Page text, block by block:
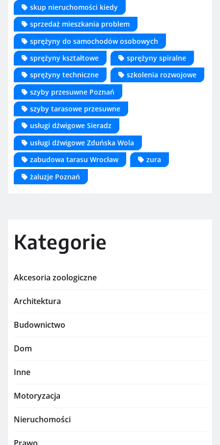
skup nieruchomości kiedy
sprzedaż mieszkania problem
sprężyny do samochodów osobowych
sprężyny kształtowe
sprężyny spiralne
sprężyny techniczne
szkolenia rozwojowe
szyby przesuwne Poznań
szyby tarasowe przesuwne
usługi dźwigowe Sieradz
usługi dźwigowe Zduńska Wola
zabudowa tarasu Wrocław
zura
żaluzje Poznań
Kategorie
Akcesoria zoologiczne
Architektura
Budownictwo
Dom
Inne
Motoryzacja
Nieruchomości